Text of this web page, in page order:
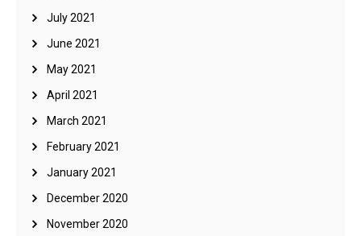
July 2021
June 2021
May 2021
April 2021
March 2021
February 2021
January 2021
December 2020
November 2020